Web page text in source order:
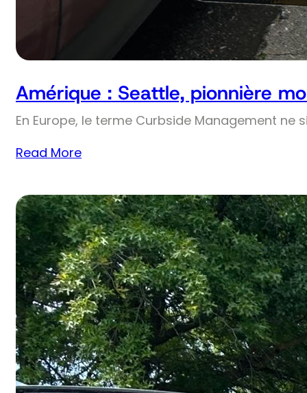
Amérique : Seattle, pionnière
En Europe, le terme Curbside Management ne
Read More